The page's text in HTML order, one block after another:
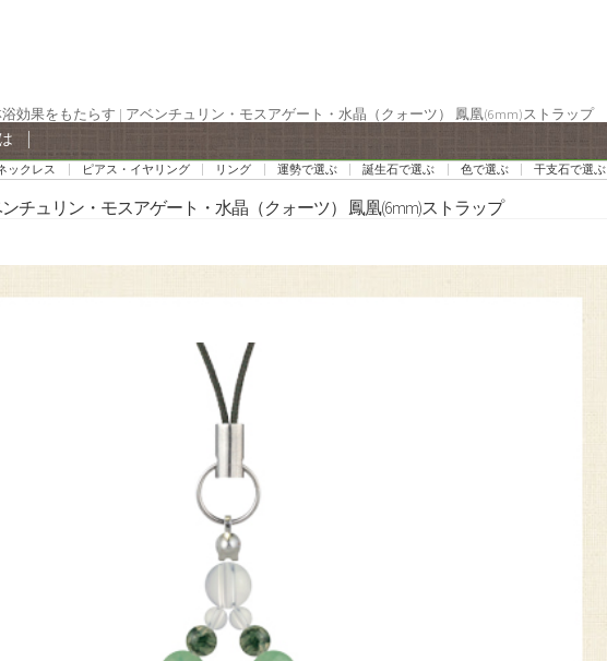
効果をもたらす | アベンチュリン・モスアゲート・水晶（クォーツ） 鳳凰(6mm)ストラップ
ックレス ピアス・イヤリング リング 運勢で選ぶ 誕生石で選ぶ 色で選ぶ 干支石で選ぶ
チュリン・モスアゲート・水晶（クォーツ） 鳳凰(6mm)ストラップ